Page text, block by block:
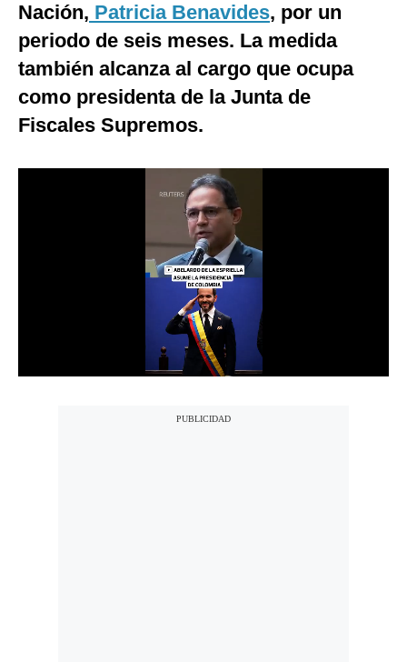
México
España
Tecnología
Nación, Patricia Benavides, por un
periodo de seis meses. La medida
también alcanza al cargo que ocupa
como presidenta de la Junta de
Fiscales Supremos.